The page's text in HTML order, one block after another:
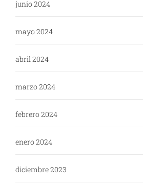
junio 2024
mayo 2024
abril 2024
marzo 2024
febrero 2024
enero 2024
diciembre 2023